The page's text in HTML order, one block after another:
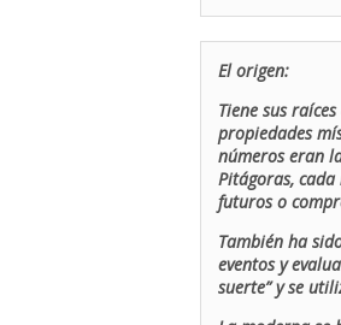
El origen:
Tiene sus
propiedades
números eran
Pitágoras,
futuros o
También ha
eventos y
suerte” y se